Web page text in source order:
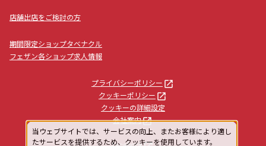
店舗出店をご検討の方
期間限定ショップタベナクル
フェザン各ショップ求人情報
プライバシーポリシー launch
クッキーポリシー launch
クッキーの詳細設定
会社案内launch
当ウェブサイトでは、サービスの向上、またお客様により適し
たサービスを提供するため、クッキーを使用しています。